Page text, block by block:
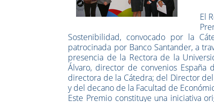
El
Sostenibilidad, convocado por la
patrocinada por Banco Santander, a
presencia de la Rectora de la
Álvaro, director de convenios España
directora de la Cátedra; del Director
y del decano de la Facultad de
Este Premio constituye una iniciativa